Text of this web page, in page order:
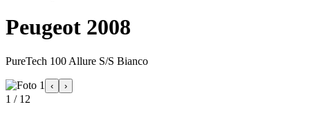
Peugeot 2008
PureTech 100 Allure S/S Bianco
‹ ›
1 / 12